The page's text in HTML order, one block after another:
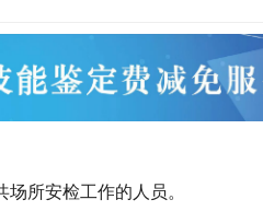
场所安检工作的人员。